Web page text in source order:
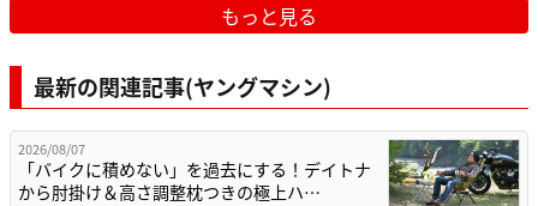
もっと見る
最新の関連記事(ヤングマシン)
2026/08/07
「バイクに積めない」を過去にする！デイトナ
から肘掛け＆高さ調整枕つきの極上ハ…